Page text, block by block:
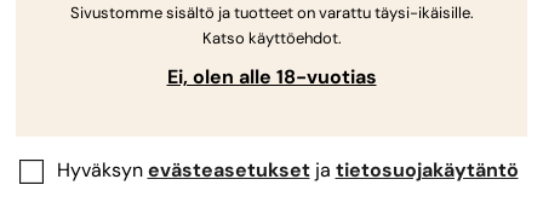
Sivustomme sisältö ja tuotteet on varattu täysi-ikäisille.
Katso käyttöehdot.
Ei, olen alle 18-vuotias
Hyväksynevästeasetuksetja tietosuojakäytäntö